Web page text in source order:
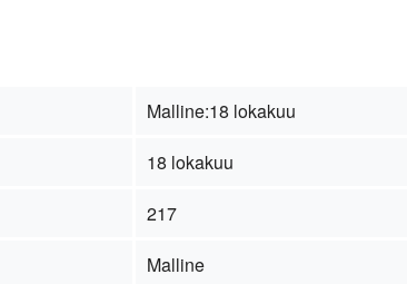
Malline:18 lokakuu
18 lokakuu
217
Malline